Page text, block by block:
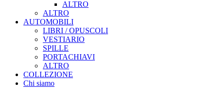
ALTRO
ALTRO
AUTOMOBILI
LIBRI / OPUSCOLI
VESTIARIO
SPILLE
PORTACHIAVI
ALTRO
COLLEZIONE
Chi siamo